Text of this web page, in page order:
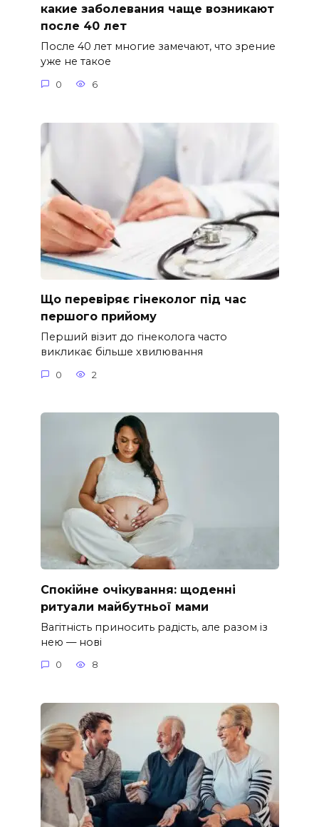
какие заболевания чаще возникают
после 40 лет
После 40 лет многие замечают, что зрение
уже не такое
0 6
Що перевіряє гінеколог під час
першого прийому
Перший візит до гінеколога часто
викликає більше хвилювання
0 2
Спокійне очікування: щоденні
ритуали майбутньої мами
Вагітність приносить радість, але разом із
нею — нові
0 8